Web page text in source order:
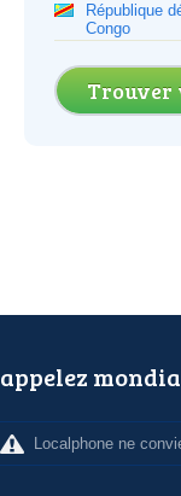
République
Congo
Trouver
appelez
Localphone ne